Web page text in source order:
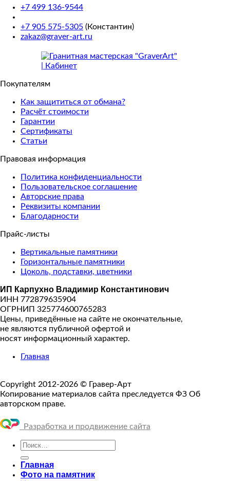
+7 499 136-9544
+7 905 575-5305 (Константин)
zakaz@graver-art.ru
Покупателям
Как защититься от обмана?
Расчёт стоимости
Гарантии
Сертификаты
Статьи
Правовая информация
Политика конфиденциальности
Пользовательское соглашение
Авторские права
Реквизиты компании
Благодарности
Прайс-листы
Вертикальные памятники
Горизонтальные памятники
Цоколь, подставки, цветники
ИП Карпухно Владимир Константинович
ИНН 772879635904
ОГРНИП 325774600765283
Цены, приведённые на сайте не окончательные,
не являются публичной офертой и
носят информационный характер.
Главная
Copyright 2012-2026 © Гравер-Арт
Копирование материалов сайта преследуется ФЗ Об
авторском праве.
Разработка и продвижение сайта
Искать:
Главная
Фото на памятник